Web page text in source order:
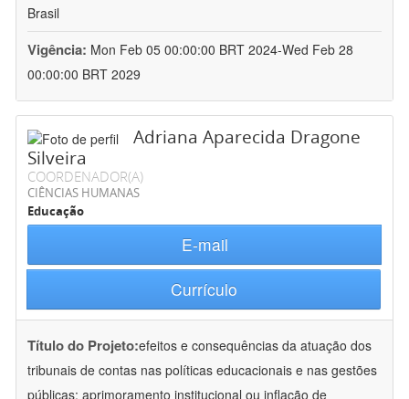
Brasil
Vigência: Mon Feb 05 00:00:00 BRT 2024-Wed Feb 28
00:00:00 BRT 2029
Adriana Aparecida Dragone
Silveira
COORDENADOR(A)
CIÊNCIAS HUMANAS
Educação
E-mail
Currículo
Título do Projeto:efeitos e consequências da atuação dos
tribunais de contas nas políticas educacionais e nas gestões
públicas: aprimoramento institucional ou inflação de